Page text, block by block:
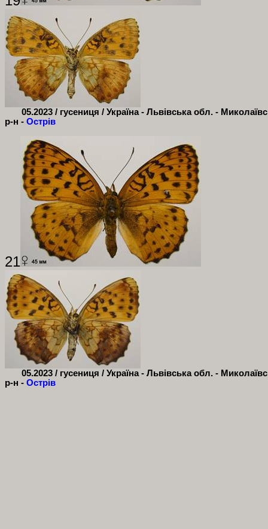
05.2023 / гусениця / Україна - Львівська обл. -
р-н - Острів
21
05.2023 / гусениця / Україна - Львівська обл. -
р-н - Острів